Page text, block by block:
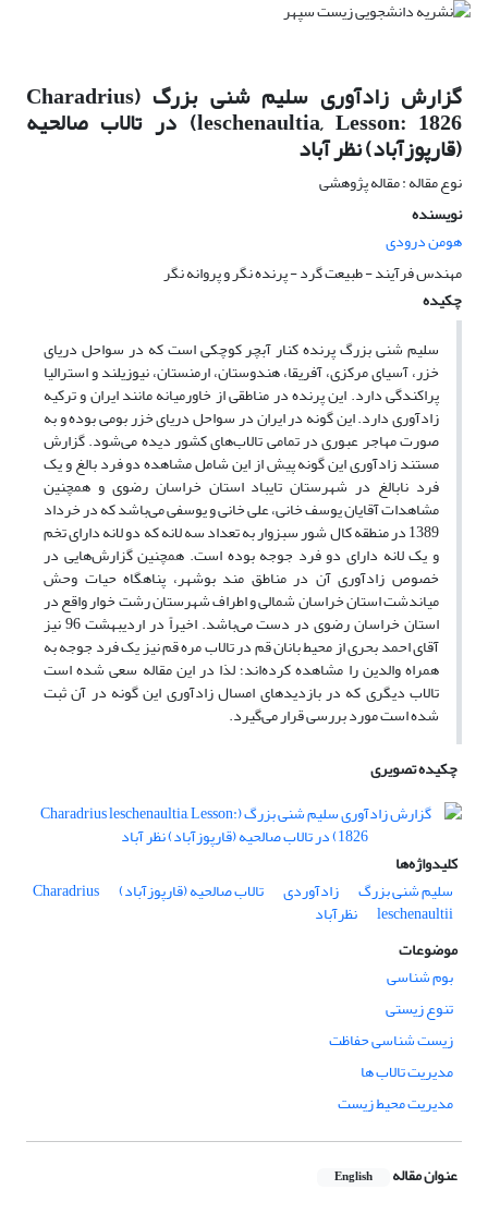
گزارش زادآوری سلیم شنی بزرگ (Charadrius
leschenaultia, Lesson: 1826) در تالاب صالحیه
(قارپوزآباد) نظر آباد
نوع مقاله : مقاله پژوهشی
نویسنده
هومن درودی
مهندس فرآیند - طبیعت گرد - پرنده نگر و پروانه نگر
چکیده
سلیم شنی بزرگ پرنده کنار آبچر کوچکی است که در سواحل دریای
خزر، آسیای مرکزی، آفریقا، هندوستان، ارمنستان، نیوزیلند و استرالیا
پراکندگی دارد. این پرنده در مناطقی از خاورمیانه مانند ایران و ترکیه
زادآوری دارد. این گونه در ایران در سواحل دریای خزر بومی بوده و به
صورت مهاجر عبوری در تمامی تالاب‌های کشور دیده می‌شود. گزارش
مستند زادآوری این گونه پیش از این شامل مشاهده دو فرد بالغ و یک
فرد نابالغ در شهرستان تایباد استان خراسان رضوی و همچنین
مشاهدات آقایان یوسف خانی، علی خانی و یوسفی می‌باشد که در خرداد
1389 در منطقه کال شور سبزوار به تعداد سه لانه که دو لانه دارای تخم
و یک لانه دارای دو فرد جوجه بوده است. همچنین گزارش‌هایی در
خصوص زادآوری آن در مناطق مند بوشهر، پناهگاه حیات وحش
میاندشت استان خراسان شمالی و اطراف شهرستان رشت خوار واقع در
استان خراسان رضوی در دست می‌باشد. اخیراً در اردیبهشت 96 نیز
آقای احمد بحری از محیط بانان قم در تالاب مره قم نیز یک فرد جوجه به
همراه والدین را مشاهده کرده‌اند؛ لذا در این مقاله سعی شده است
تالاب دیگری که در بازدیدهای امسال زادآوری این گونه در آن ثبت
شده است مورد بررسی قرار می‌گیرد.
چکیده تصویری
کلیدواژه‌ها
سلیم شنی بزرگ
زادآوردی تالاب صالحیه (قارپوزآباد) Charadrius
leschenaultii
نظرآباد
موضوعات
بوم شناسی
تنوع زیستی
زیست شناسی حفاظت
مدیریت تالاب ها
مدیریت محیط زیست
عنوان مقاله English